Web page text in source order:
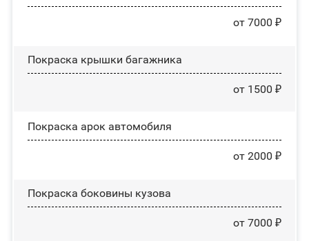
от 7000 ₽
Покраска крышки багажника
от 1500 ₽
Покраска арок автомобиля
от 2000 ₽
Покраска боковины кузова
от 7000 ₽